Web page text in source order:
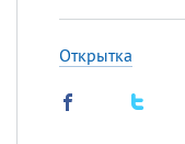
Открытка